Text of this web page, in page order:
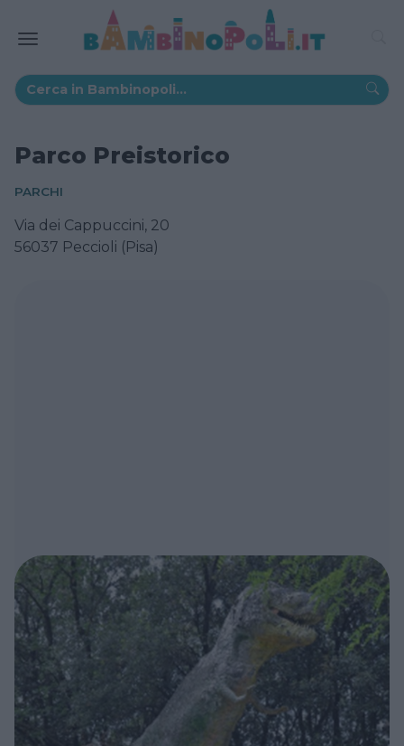
Parco Preistorico
PARCHI
Via dei Cappuccini, 20
56037 Peccioli (Pisa)